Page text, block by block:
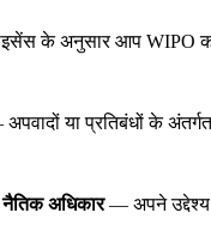
के अनुसार आप WIPO
या प्रतिबंधों के
नैतिक अधिकार— अपने उद्देश्य